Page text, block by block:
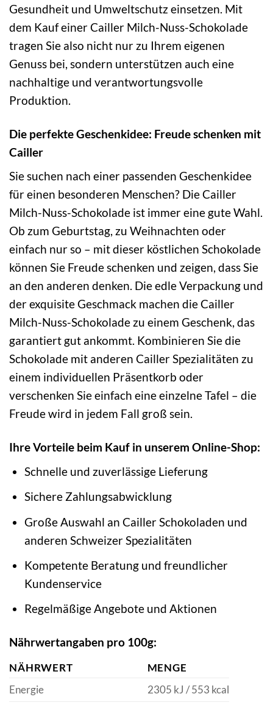
Gesundheit und Umweltschutz einsetzen. Mit
dem Kauf einer Cailler Milch-Nuss-Schokolade
tragen Sie also nicht nur zu Ihrem eigenen
Genuss bei, sondern unterstützen auch eine
nachhaltige und verantwortungsvolle
Produktion.
Die perfekte Geschenkidee: Freude schenken mit
Cailler
Sie suchen nach einer passenden Geschenkidee
für einen besonderen Menschen? Die Cailler
Milch-Nuss-Schokolade ist immer eine gute Wahl.
Ob zum Geburtstag, zu Weihnachten oder
einfach nur so – mit dieser köstlichen Schokolade
können Sie Freude schenken und zeigen, dass Sie
an den anderen denken. Die edle Verpackung und
der exquisite Geschmack machen die Cailler
Milch-Nuss-Schokolade zu einem Geschenk, das
garantiert gut ankommt. Kombinieren Sie die
Schokolade mit anderen Cailler Spezialitäten zu
einem individuellen Präsentkorb oder
verschenken Sie einfach eine einzelne Tafel – die
Freude wird in jedem Fall groß sein.
Ihre Vorteile beim Kauf in unserem Online-Shop:
Schnelle und zuverlässige Lieferung
Sichere Zahlungsabwicklung
Große Auswahl an Cailler Schokoladen und
anderen Schweizer Spezialitäten
Kompetente Beratung und freundlicher
Kundenservice
Regelmäßige Angebote und Aktionen
Nährwertangaben pro 100g:
NÄHRWERT
MENGE
Energie
2305 kJ / 553 kcal